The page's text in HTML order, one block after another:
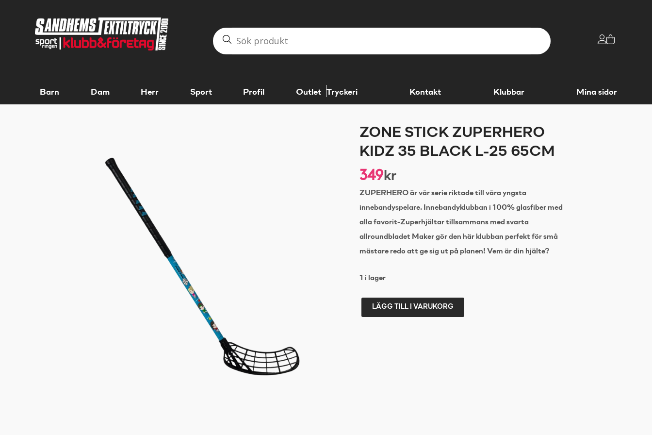
Barn Dam Herr Sport Profil Outlet Tryckeri Kontakt Klubbar Mina sidor
ZONE STICK ZUPERHERO
KIDZ 35 BLACK L-25 65CM
349kr
ZUPERHERO är vår serie riktade till våra yngsta
innebandyspelare. Innebandyklubban i 100% glasfiber med
alla favorit-Zuperhjältar tillsammans med svarta
allroundbladet Maker gör den här klubban perfekt för små
mästare redo att ge sig ut på planen! Vem är din hjälte?
1 i lager
ZONE
LÄGG TILL I VARUKORG